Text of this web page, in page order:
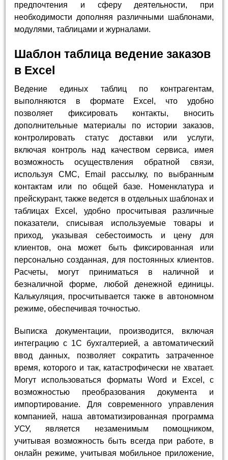
предпочтения и сферу деятельности, при
необходимости дополняя различными шаблонами,
модулями, таблицами и журналами.
Шаблон таблица ведение заказов
в Excel
Ведение единых таблиц по контрагентам,
выполняются в формате Excel, что удобно
позволяет фиксировать контакты, вносить
дополнительные материалы по истории заказов,
контролировать статус доставки или услуги,
включая контроль над качеством сервиса, имея
возможность осуществления обратной связи,
используя СМС, Email рассылку, по выбранным
контактам или по общей базе. Номенклатура и
прейскурант, также ведется в отдельных шаблонах и
таблицах Excel, удобно просчитывая различные
показатели, списывая используемые товары и
приход, указывая себестоимость и цену для
клиентов, она может быть фиксированная или
персонально созданная, для постоянных клиентов.
Расчеты, могут приниматься в наличной и
безналичной форме, любой денежной единицы.
Калькуляция, просчитывается также в автономном
режиме, обеспечивая точностью.
Выписка документации, производится, включая
интеграцию с 1С бухгалтерией, а автоматический
ввод данных, позволяет сократить затраченное
время, которого и так, катастрофически не хватает.
Могут использоваться форматы Word и Excel, с
возможностью преобразования документа и
импортирование. Для современного управления
компанией, наша автоматизированная программа
УСУ, является незаменимым помощником,
учитывая возможность быть всегда при работе, в
онлайн режиме, учитывая мобильное приложение,